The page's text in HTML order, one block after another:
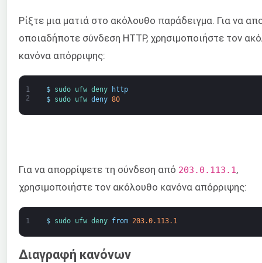
Ρίξτε μια ματιά στο ακόλουθο παράδειγμα. Για να
οποιαδήποτε σύνδεση HTTP, χρησιμοποιήστε τον
κανόνα απόρριψης:
1
2
$ sudo ufw deny
http
$
sudo ufw deny 80
Για να απορρίψετε τη σύνδεση από 203.0.113.1 ,
χρησιμοποιήστε τον ακόλουθο κανόνα απόρριψης:
1 $ sudo ufw deny from 203.0.113.1
Διαγραφή κανόνων